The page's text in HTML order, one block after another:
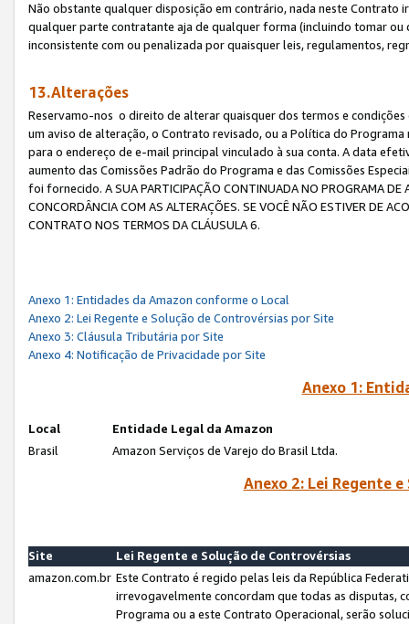
Não obstante qualquer disposição em contrário, nada neste
qualquer parte contratante aja de qualquer forma (incluindo tomar ou
inconsistente com ou penalizada por quaisquer leis, regulamentos,
13.Alterações
Reservamo-nos o direito de alterar quaisquer dos termos e
um aviso de alteração, o Contrato revisado, ou a Política do
para o endereço de e-mail principal vinculado à sua conta. A data
aumento das Comissões Padrão do Programa e das Comissões
foi fornecido. A SUA PARTICIPAÇÃO CONTINUADA NO PROGRAMA DE
CONCORDÂNCIA COM AS ALTERAÇÕES. SE VOCÊ NÃO ESTIVER DE
CONTRATO NOS TERMOS DA CLÁUSULA 6.
Anexo 1: Entidades da Amazon conforme o Local
Anexo 2: Lei Regente e Solução de Controvérsias por Site
Anexo 3: Cláusula Tributária por Site
Anexo 4: Notificação de Privacidade por Site
Anexo 1:
Local
Entidade Legal da Amazon
Brasil
Amazon Serviços de Varejo do Brasil Ltda.
Anexo 2: Lei Regente
Site
Lei Regente e Solução de Controvérsias
amazon.com.br Este Contrato é regido pelas leis da República
irrevogavelmente concordam que todas as disputas,
Programa ou a este Contrato Operacional, serão